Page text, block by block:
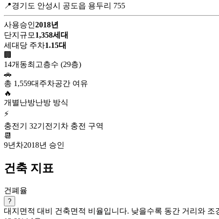
📍경기도 안성시 공도읍 용두리 755
사용승인2018년
단지규모 1,358세대
세대당 주차1.15대
🏢
14개동최고층수 (29층)
🚗
총 1,559대 주차공간 여유
🔥
개별난방난방 방식
⚡
충전기 32기 전기차 충전 구역
📆
9년차2018년 승인
건축 지표
건폐율
?
대지면적 대비 건축면적 비율입니다. 낮을수록 동간 거리와 조